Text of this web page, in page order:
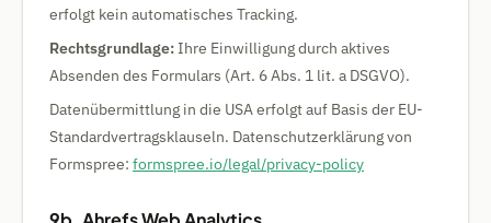
erfolgt kein automatisches Tracking.
Rechtsgrundlage:Ihre Einwilligung durch aktives
Absenden des Formulars (Art. 6 Abs. 1 lit. a DSGVO).
Datenübermittlung in die USA erfolgt auf Basis der EU-
Standardvertragsklauseln. Datenschutzerklärung von
Formspree: formspree.io/legal/privacy-policy